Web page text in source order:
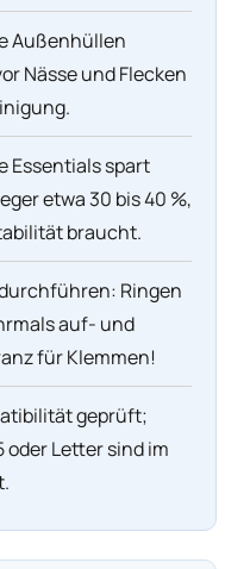
Außenhüllen
Nässe und Flecken
Essentials spart
etwa 30 bis 40 %,
braucht.
Ringen
auf- und
für Klemmen!
geprüft;
oder Letter sind im